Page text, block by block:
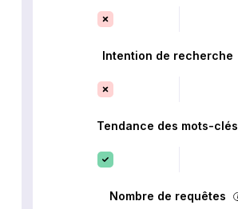
Intention de recherche
Tendance des mots-clés
Nombre de requêtes